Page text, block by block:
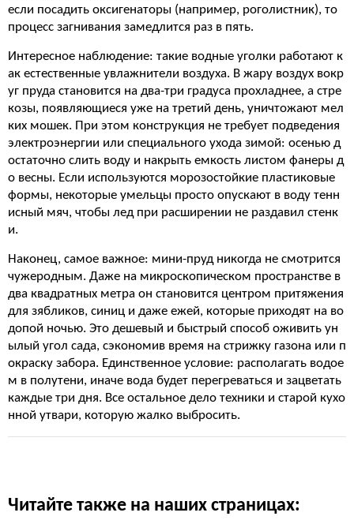
если посадить оксигенаторы (например, роголистник), то
процесс загнивания замедлится раз в пять.
Интересное наблюдение: такие водные уголки работают к
ак естественные увлажнители воздуха. В жару воздух вокр
уг пруда становится на два-три градуса прохладнее, а стре
козы, появляющиеся уже на третий день, уничтожают мел
ких мошек. При этом конструкция не требует подведения
электроэнергии или специального ухода зимой: осенью д
остаточно слить воду и накрыть емкость листом фанеры д
о весны. Если используются морозостойкие пластиковые
формы, некоторые умельцы просто опускают в воду тенн
исный мяч, чтобы лед при расширении не раздавил стенк
и.
Наконец, самое важное: мини-пруд никогда не смотрится
чужеродным. Даже на микроскопическом пространстве в
два квадратных метра он становится центром притяжения
для зябликов, синиц и даже ежей, которые приходят на во
допой ночью. Это дешевый и быстрый способ оживить ун
ылый угол сада, сэкономив время на стрижку газона или п
окраску забора. Единственное условие: располагать водое
м в полутени, иначе вода будет перегреваться и зацветать
каждые три дня. Все остальное дело техники и старой кухо
нной утвари, которую жалко выбросить.
Читайте также на наших страницах: